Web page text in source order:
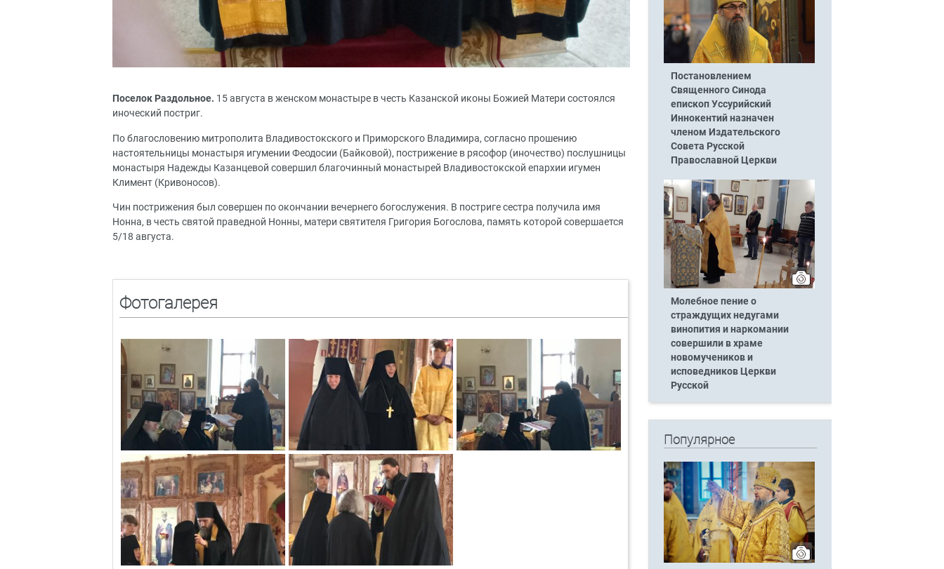
Поселок Раздольное. 15 августа в женском монастыре в честь Казанской иконы Божией Матери состоялся
иноческий постриг.
По благословению митрополита Владивостокского и Приморского Владимира, согласно прошению
настоятельницы монастыря игумении Феодосии (Байковой), пострижение в рясофор (иночество) послушницы
монастыря Надежды Казанцевой совершил благочинный монастырей Владивостокской епархии игумен
Климент (Кривоносов).
Чин пострижения был совершен по окончании вечернего богослужения. В постриге сестра получила имя
Нонна, в честь святой праведной Нонны, матери святителя Григория Богослова, память которой совершается
5/18 августа.
Фотогалерея
Постановлением
Священного Синода
епископ Уссурийский
Иннокентий назначен
членом Издательского
Совета Русской
Православной Церкви
Молебное пение о
страждущих недугами
винопития и наркомании
совершили в храме
новомучеников и
исповедников Церкви
Русской
Популярное